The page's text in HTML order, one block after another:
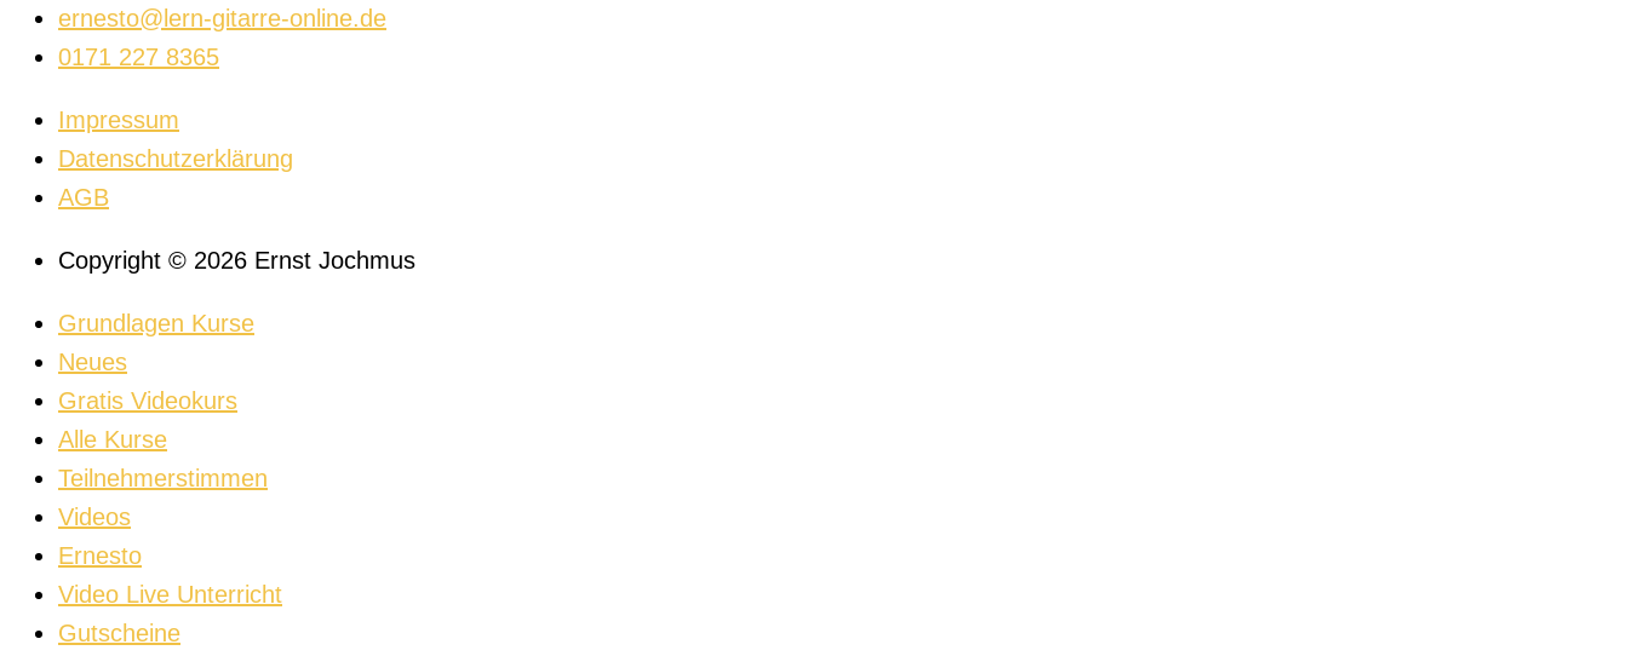
ernesto@lern-gitarre-online.de
0171 227 8365
Impressum
Datenschutzerklärung
AGB
Copyright © 2026 Ernst Jochmus
Grundlagen Kurse
Neues
Gratis Videokurs
Alle Kurse
Teilnehmerstimmen
Videos
Ernesto
Video Live Unterricht
Gutscheine